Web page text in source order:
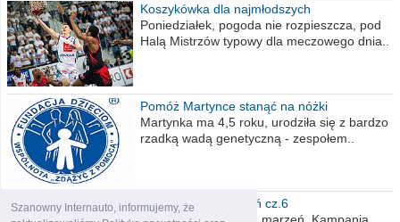
Szanowny Internauto, informujemy, że
Koszykówka dla najmłodszych
Poniedziałek, pogoda nie rozpieszcza, pod
Halą Mistrzów typowy dla meczowego dnia..
Pomóż Martynce stanąć na nóżki
Martynka ma 4,5 roku, urodziła się z bardzo
rzadką wadą genetyczną - zespołem..
Polska moich marzeń cz.6